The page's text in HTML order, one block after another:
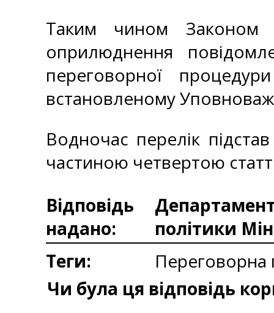
Таким чином Законом
оприлюднення
переговорної
встановленому
Водночас перелік
частиною четвертою
Відповідь
надано:
політики
Теги:
Переговорна
Чи була ця відповідь